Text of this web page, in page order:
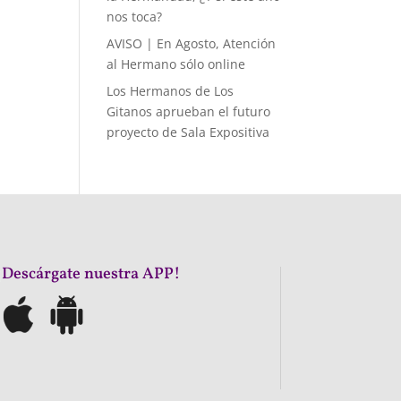
nos toca?
AVISO | En Agosto, Atención
al Hermano sólo online
Los Hermanos de Los
Gitanos aprueban el futuro
proyecto de Sala Expositiva
nuestra APP!